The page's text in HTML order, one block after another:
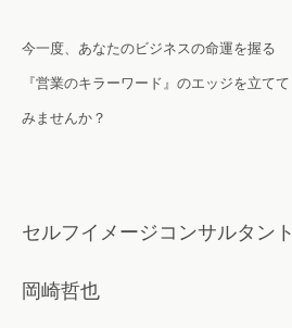
今一度、あなたのビジネスの命運を握る
『営業のキラーワード』のエッジを立てて
みませんか？
セルフイメージコンサルタント
岡崎哲也